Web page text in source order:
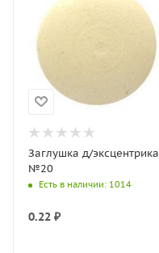
Заглушка д/эксцентрика
№20
Есть в наличии: 1014
0.22 ₽